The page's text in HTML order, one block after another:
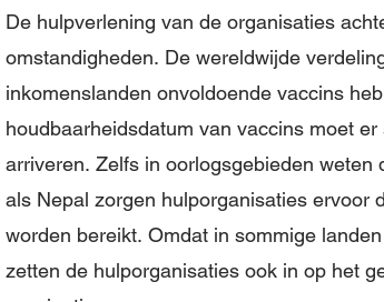
De hulpverlening van de organisaties
omstandigheden. De wereldwijde
inkomenslanden onvoldoende vaccins
houdbaarheidsdatum van vaccins moet
arriveren. Zelfs in oorlogsgebieden
als Nepal zorgen hulporganisaties ervoor
worden bereikt. Omdat in sommige
zetten de hulporganisaties ook in op het